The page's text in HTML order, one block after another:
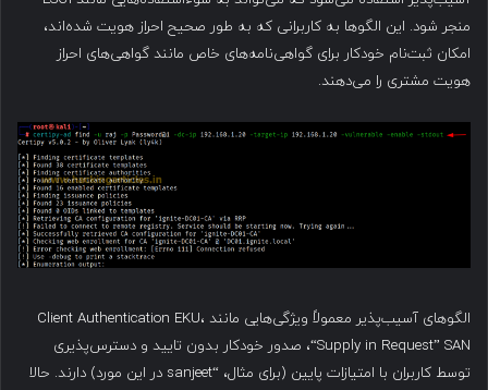
منجر شود. این الگوها به کاربرانی که به طور صحیح احراز هویت شده‌اند،
امکان ثبت‌نام خودکار برای گواهی‌نامه‌های خاص مانند گواهی‌های احراز
هویت مشتری را می‌دهند.
الگوهای آسیب‌پذیر معمولاً ویژگی‌هایی مانند Client Authentication EKU،
“Supply in Request” SAN، صدور خودکار بدون تایید و دسترس‌پذیری
توسط کاربران با امتیازات پایین (برای مثال، “sanjeet در این مورد) دارند. حالا